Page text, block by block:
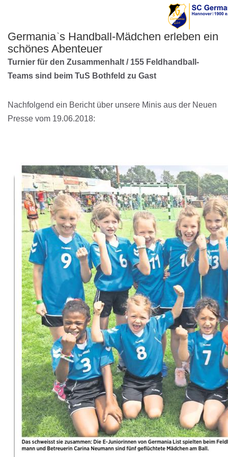
Germania`s Handball-Mädchen erleben ein
schönes Abenteuer
Turnier für den Zusammenhalt / 155 Feldhandball-
Teams sind beim TuS Bothfeld zu Gast
Nachfolgend ein Bericht über unsere Minis aus der Neuen
Presse vom 19.06.2018: